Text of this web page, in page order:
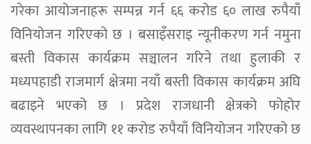
गरेका आयोजनाहरू सम्पन्न गर्न ६६ करोड ६० लाख रुपैयाँ
विनियोजन गरिएको छ । बसाइँसराइ न्यूनीकरण गर्न नमुना
बस्ती विकास कार्यक्रम सञ्चालन गरिने तथा हुलाकी र
मध्यपहाडी राजमार्ग क्षेत्रमा नयाँ बस्ती विकास कार्यक्रम अघि
बढाइने भएको छ । प्रदेश राजधानी क्षेत्रको फोहोर
व्यवस्थापनका लागि ११ करोड रुपैयाँ विनियोजन गरिएको छ